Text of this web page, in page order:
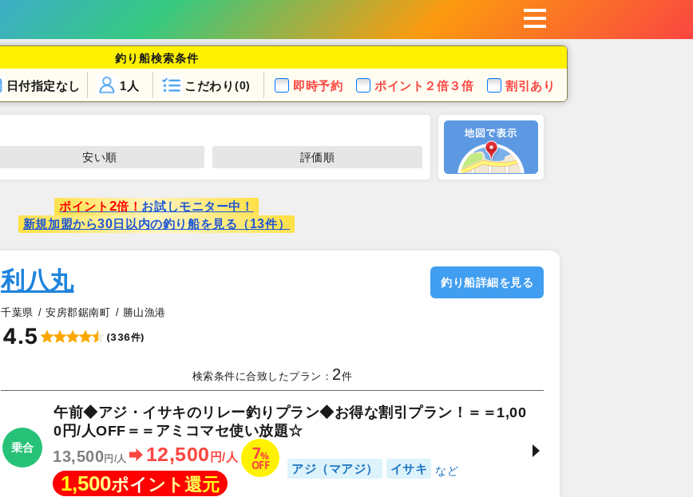
釣り船検索条件
日付指定なし こだわり (0)
1人 即時予約 ポイント ２倍３倍 割引あり
安い順 評価順
ポイント 2倍！ お試しモニター中！
新規加盟から30 日以内の釣り船を見る（13件）
利八丸
千葉県 安房郡鋸南町 勝山漁港
4.5 (336件)
釣り船詳細を見る
検索条件に合致したプラン： 2件
乗合
午前◆アジ・イサキのリレー釣りプラン◆お得な割引プラン！＝＝1,00
0円/人OFF＝＝アミコマセ使い放題☆
13,500円/人 12,500 円/人 7%
OFF
1,500ポイント還元
アジ（マアジ） イサキ